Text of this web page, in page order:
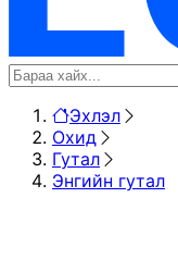
Эхлэл
Охид
Гутал
Энгийн гутал